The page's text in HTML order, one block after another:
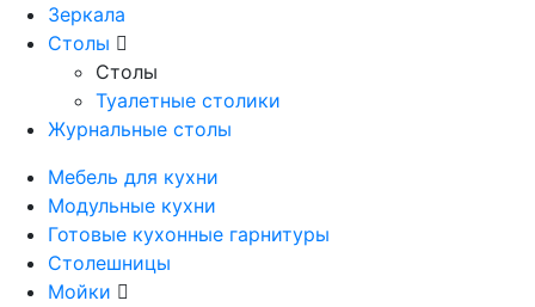
Зеркала
Столы
Столы
Туалетные столики
Журнальные столы
Мебель для кухни
Модульные кухни
Готовые кухонные гарнитуры
Столешницы
Мойки